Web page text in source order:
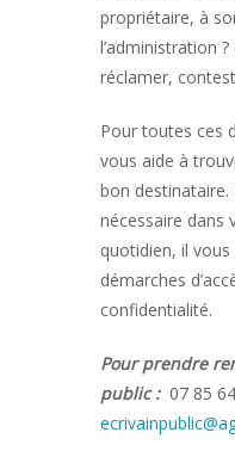
propriétaire, à
l’administration
réclamer,
Pour toutes ces
vous aide à
bon destinataire.
nécessaire dans
quotidien, il
démarches
confidentialité.
Pour prendre
public :07 85